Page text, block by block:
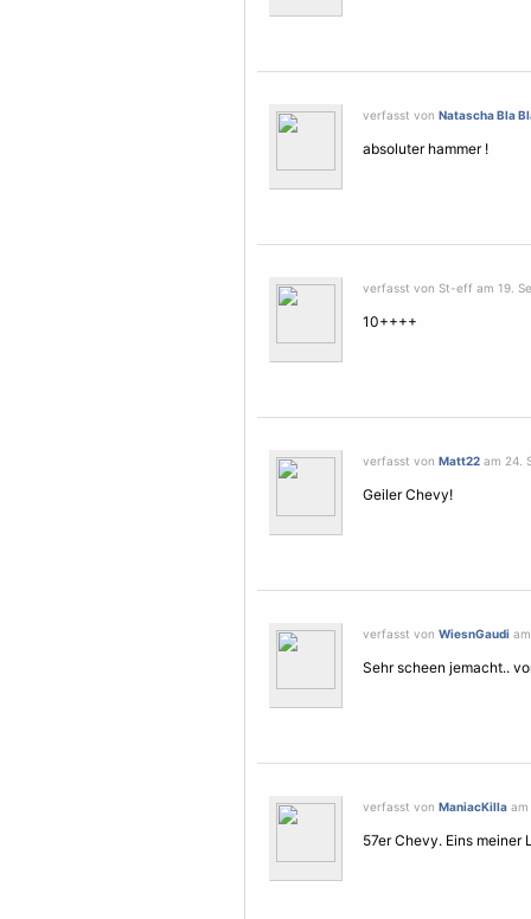
verfasst von Natascha Bla
absoluter hammer !
verfasst von St-eff am 19.
10++++
verfasst von Matt22 am 24.
Geiler Chevy!
verfasst von WiesnGaudi
Sehr scheen jemacht..
verfasst von ManiacKilla am
57er Chevy. Eins meiner